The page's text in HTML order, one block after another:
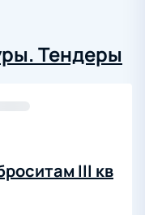
Тендеры
III кв